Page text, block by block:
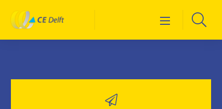
Logo
CE
Delft
Menu Ga